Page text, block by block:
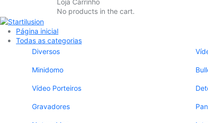
Loja Carrinho
No products in the cart.
Página inicial
Todas as categorias
Diversos
Minidomo
Vídeo Porteiros
Gravadores